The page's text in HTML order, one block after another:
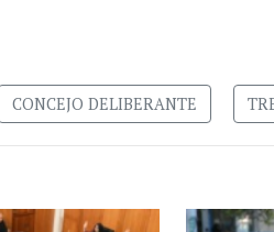
CONCEJO DELIBERANTE